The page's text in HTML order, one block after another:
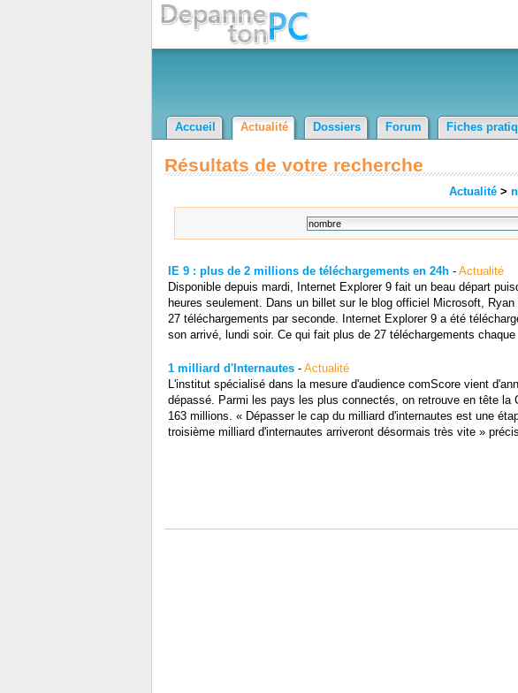
Accueil Actualité Dossiers Forum Fiches
Résultats de votre recherche
Actualité >
IE 9 : plus de 2 millions de téléchargements en 24h- Actualité
Disponible depuis mardi, Internet Explorer 9 fait un beau départ
heures seulement. Dans un billet sur le blog officiel Microsoft,
27 téléchargements par seconde. Internet Explorer 9 a été
son arrivé, lundi soir. Ce qui fait plus de 27 téléchargements
1 milliard d'Internautes- Actualité
L'institut spécialisé dans la mesure d'audience comScore vient
dépassé. Parmi les pays les plus connectés, on retrouve en tête
163 millions. « Dépasser le cap du milliard d'internautes est une
troisième milliard d'internautes arriveront désormais très vite »